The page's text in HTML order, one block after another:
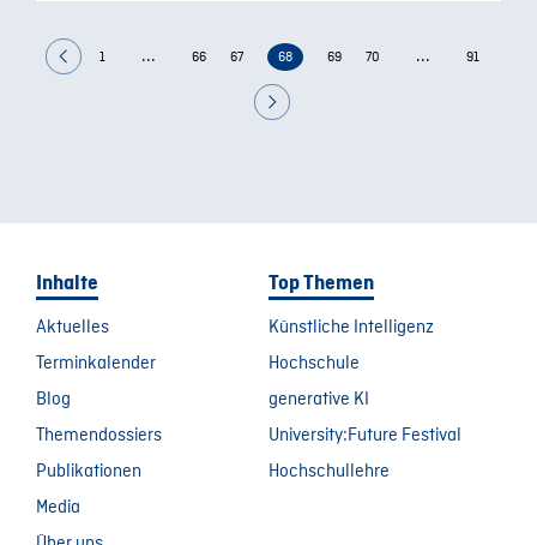
1 ... 66 67 68 69 70 ... 91
Inhalte
Aktuelles
Terminkalender
Blog
Themendossiers
Publikationen
Media
Top Themen
Künstliche Intelligenz
Hochschule
generative KI
University:Future Festival
Hochschullehre